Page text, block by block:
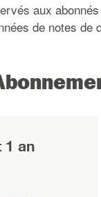
aux abonnés
de notes de
1 an